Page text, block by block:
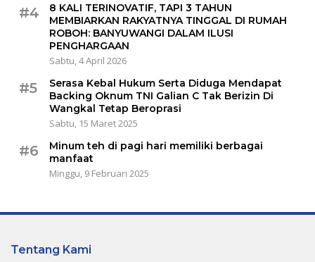
#4
8 KALI TERINOVATIF, TAPI 3 TAHUN
MEMBIARKAN RAKYATNYA TINGGAL DI RUMAH
ROBOH: BANYUWANGI DALAM ILUSI
PENGHARGAAN
Sabtu, 4 April 2026
#5
Serasa Kebal Hukum Serta Diduga Mendapat
Backing Oknum TNI Galian C Tak Berizin Di
Wangkal Tetap Beroprasi
Sabtu, 15 Maret 2025
#6
Minum teh di pagi hari memiliki berbagai
manfaat
Minggu, 9 Februari 2025
Tentang Kami